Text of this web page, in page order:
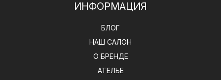
ИНФОРМАЦИЯ
БЛОГ
НАШ САЛОН
О БРЕНДЕ
АТЕЛЬЕ